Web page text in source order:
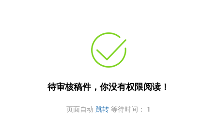
待审核稿件，你没有权限阅读！
页面自动 跳转 等待时间： 1